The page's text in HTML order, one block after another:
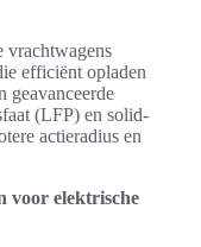
vrachtwagens
efficiënt opladen
geavanceerde
(LFP) en solid-
actieradius en
voor elektrische